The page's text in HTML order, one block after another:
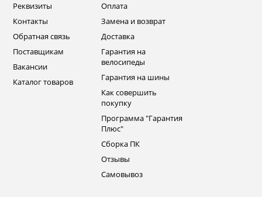
Реквизиты
Контакты
Обратная связь
Поставщикам
Вакансии
Каталог товаров
Оплата
Замена и возврат
Доставка
Гарантия на
велосипеды
Гарантия на шины
Как совершить
покупку
Программа "Гарантия
Плюс"
Сборка ПК
Отзывы
Самовывоз